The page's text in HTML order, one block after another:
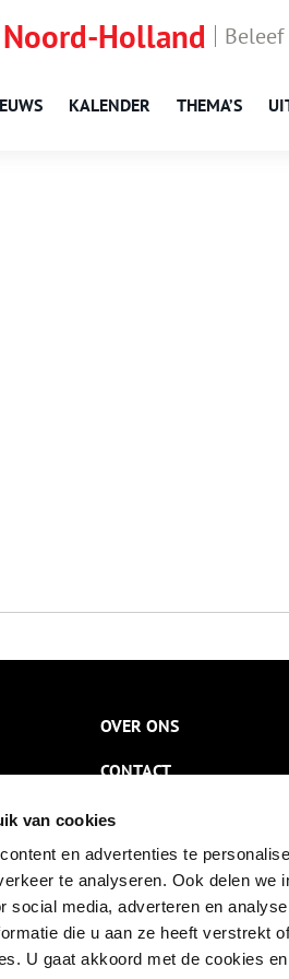
van cookies
en advertenties te
te analyseren. Ook delen we
social media, adverteren en
die u aan ze heeft verstrekt
U gaat akkoord met de cookies
Holland
KALENDER THEMA’S
OVER ONS
CONTACT
NIEUWSBRIEF
DISCLAIMER
PRIVACY
TOEGANKELIJKHEID